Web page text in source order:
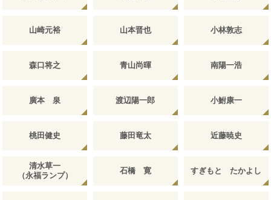
山崎元裕 山本晋也 小林敦志
森口将之 青山尚暉 南陽一浩
廣本 泉 渡辺陽一郎 小鮒康一
桃田健史 藤田竜太 近藤暁史
清水草一
（永福ランプ）
石橋 寛 すぎもと たかよし